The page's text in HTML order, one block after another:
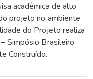
acadêmica de alto
projeto no ambiente
do Projeto realiza
Simpósio Brasileiro
Construído.